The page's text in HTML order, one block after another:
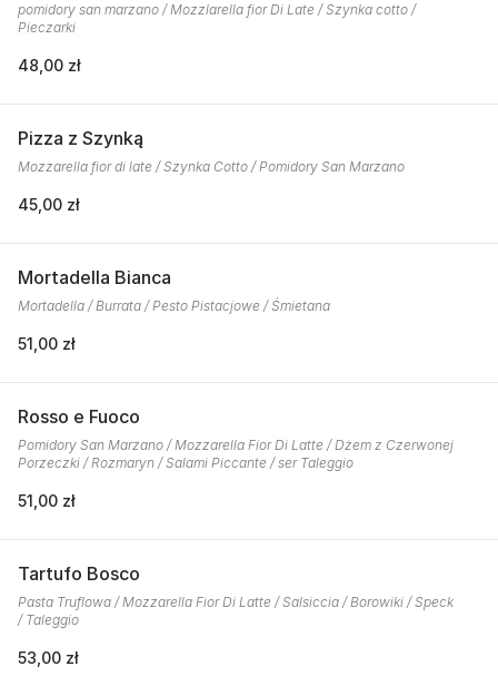
pomidory san marzano / Mozzlarella fior Di Late / Szynka cotto /
Pieczarki
48,00 zł
Pizza z Szynką
Mozzarella fior di late / Szynka Cotto / Pomidory San Marzano
45,00 zł
Mortadella Bianca
Mortadella / Burrata / Pesto Pistacjowe / Śmietana
51,00 zł
Rosso e Fuoco
Pomidory San Marzano / Mozzarella Fior Di Latte / Dżem z Czerwonej
Porzeczki / Rozmaryn / Salami Piccante / ser Taleggio
51,00 zł
Tartufo Bosco
Pasta Truflowa / Mozzarella Fior Di Latte / Salsiccia / Borowiki / Speck
/ Taleggio
53,00 zł